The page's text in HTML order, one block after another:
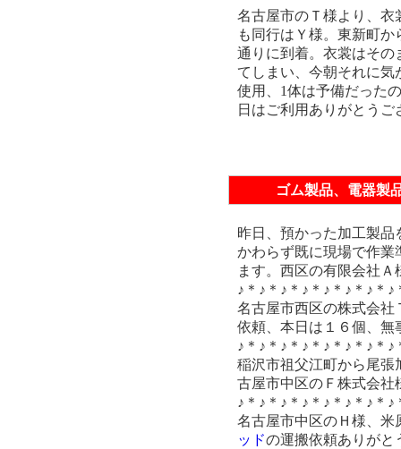
名古屋市のＴ様より、衣
も同行はＹ様。東新町
通りに到着。衣裳はその
てしまい、今朝それに
使用、1体は予備だった
日はご利用ありがとうご
ゴム製品、電器製
昨日、預かった加工製
かわらず既に現場で作業
ます。西区の有限会社
♪＊♪＊♪＊♪＊♪＊♪＊♪＊
名古屋市西区の株式会社
依頼、本日は１６個、無
♪＊♪＊♪＊♪＊♪＊♪＊♪＊
稲沢市祖父江町から尾張
古屋市中区のＦ株式会社
♪＊♪＊♪＊♪＊♪＊♪＊♪＊
名古屋市中区のＨ様、米
ッドの運搬依頼ありがと